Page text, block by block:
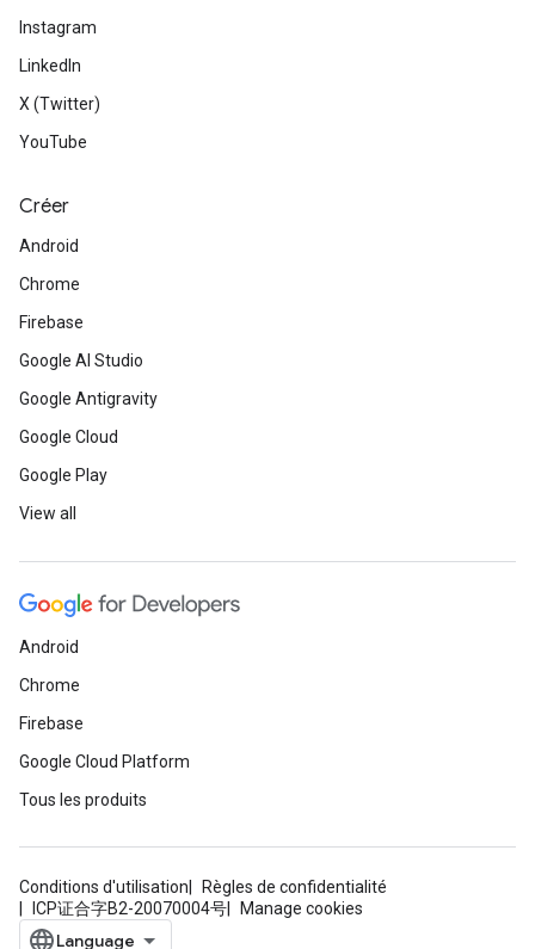
Instagram
LinkedIn
X (Twitter)
YouTube
Créer
Android
Chrome
Firebase
Google AI Studio
Google Antigravity
Google Cloud
Google Play
View all
Android
Chrome
Firebase
Google Cloud Platform
Tous les produits
Conditions d'utilisation
Règles de confidentialité
ICP证合字B2-20070004号
Manage cookies